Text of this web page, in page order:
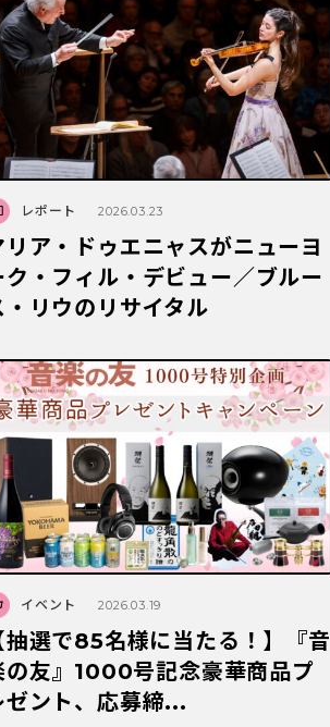
レポート 2026.03.23
リア・ドゥエニャスがニューヨ
ク・フィル・デビュー／ブルー
・リウのリサイタル
イベント 2026.03.19
抽選で85名様に当たる！】『音
の友』1000号記念豪華商品プ
ゼント、応募締...